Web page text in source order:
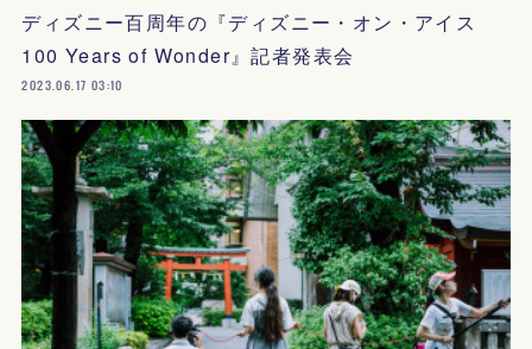
ディズニー百周年の『ディズニー・オン・アイス
100 Years of Wonder』記者発表会
2023.06.17 03:10